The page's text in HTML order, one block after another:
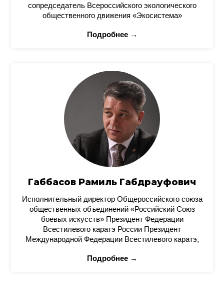
сопредседатель Всероссийского экологического
общественного движения «Экосистема»
Подробнее →
Габбасов Рамиль Габдрауфович
Исполнительный директор Общероссийского союза
общественных объединений «Российский Союз
боевых искусств» Президент Федерации
Всестилевого каратэ России Президент
Международной Федерации Всестилевого каратэ,
Подробнее →